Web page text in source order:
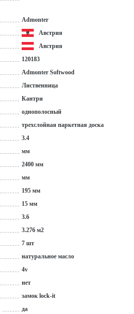
Admonter
Австрия
Австрия
120183
Admonter Softwood
Лиственница
Кантри
однополосный
трехслойная паркетная доска
3.4
мм
2400 мм
мм
195 мм
15 мм
3.6
3.276 м2
7 шт
натуральное масло
4v
нет
замок lock-it
да